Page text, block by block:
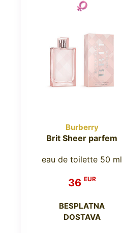
Burberry
Brit Sheer parfem
eau de toilette 50 ml
36 EUR
BESPLATNA
DOSTAVA